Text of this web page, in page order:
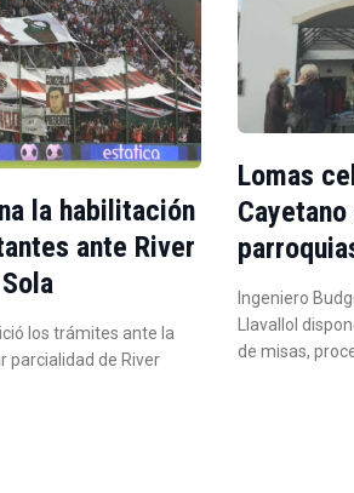
la habilitación
ante River
los trámites ante la
parcialidad de River
Lomas
Ingeniero
Llavallol
de misas,